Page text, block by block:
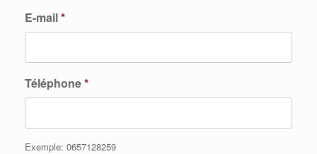
E-mail*
Téléphone*
Exemple: 0657128259